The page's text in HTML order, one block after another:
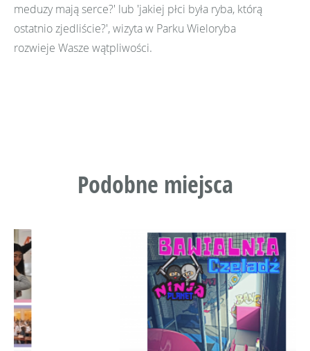
meduzy mają serce?' lub 'jakiej płci była ryba, którą
ostatnio zjedliście?', wizyta w Parku Wieloryba
rozwieje Wasze wątpliwości.
Podobne miejsca